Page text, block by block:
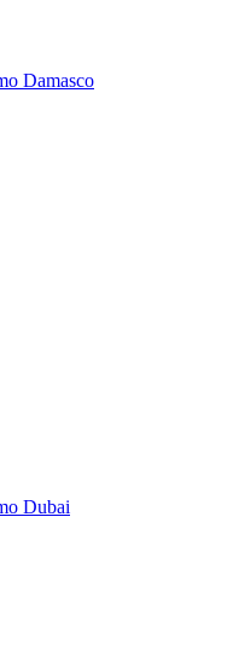
Damasco
Dubai